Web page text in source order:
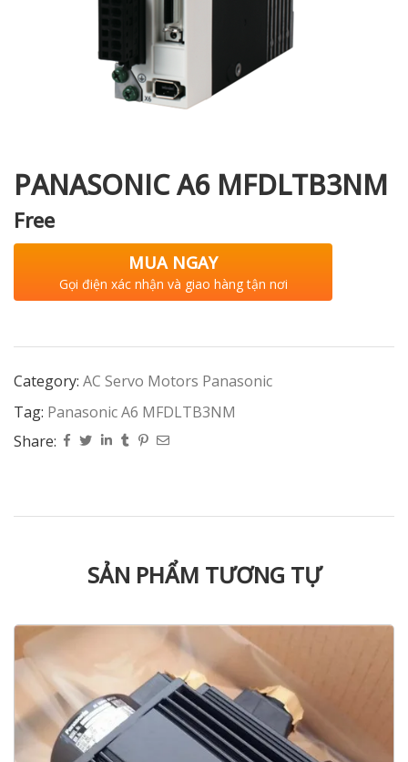
PANASONIC A6 MFDLTB3NM
Free
MUA NGAY
Gọi điện xác nhận và giao hàng tận nơi
Category: AC Servo Motors Panasonic
Tag: Panasonic A6 MFDLTB3NM
Share:
SẢN PHẨM TƯƠNG TỰ